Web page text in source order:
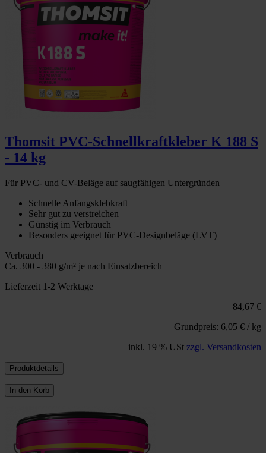
Thomsit PVC-Schnellkraftkleber K 188 S
- 14 kg
Für PVC- und CV-Beläge auf saugfähigen Untergründen
Schnelle Anfangsklebkraft
Sehr gut zu verstreichen
Günstig im Verbrauch
Besonders geeignet für PVC-Designbeläge (LVT)
Verbrauch
Ca. 300 - 380 g/m² je nach Einsatzbereich
Lieferzeit 1-2 Werktage
84,67 €
Grundpreis: 6,05 € / kg
inkl. 19 % USt zzgl. Versandkosten
Produktdetails
In den Korb